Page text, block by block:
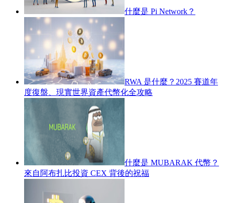
什麼是 Pi Network？
RWA 是什麼？2025 賽道年
度復盤、現實世界資產代幣化全攻略
什麼是 MUBARAK 代幣？
來自阿布扎比投資 CEX 背後的祝福